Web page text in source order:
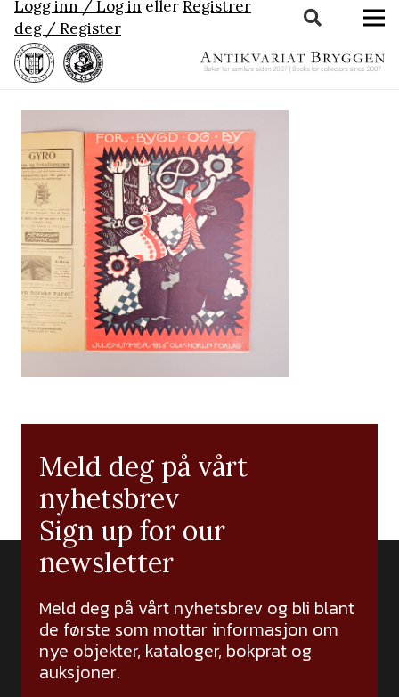
Logg inn / Log in ellerRegistrer
deg / Register
Meld deg på vårt
nyhetsbrev
Sign up for our
newsletter
Meld deg på vårt nyhetsbrev og bli blant
de første som mottar informasjon om
nye objekter, kataloger, bokprat og
auksjoner.